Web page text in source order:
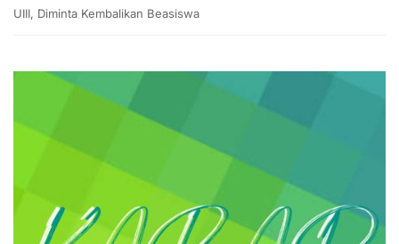
UIII, Diminta Kembalikan Beasiswa